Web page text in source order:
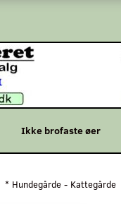
Ikke brofaste øer
* Hundegårde - Kattegårde